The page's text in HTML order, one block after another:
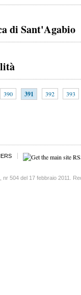
di Sant'Agabio
390 391 392
393
504 del 17 febbraio 2011.